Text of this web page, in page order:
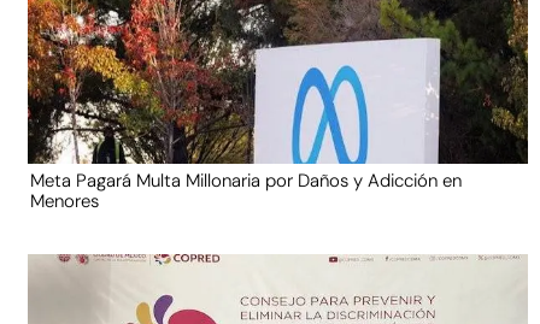
Meta Pagará Multa Millonaria por Daños y Adicción en
Menores